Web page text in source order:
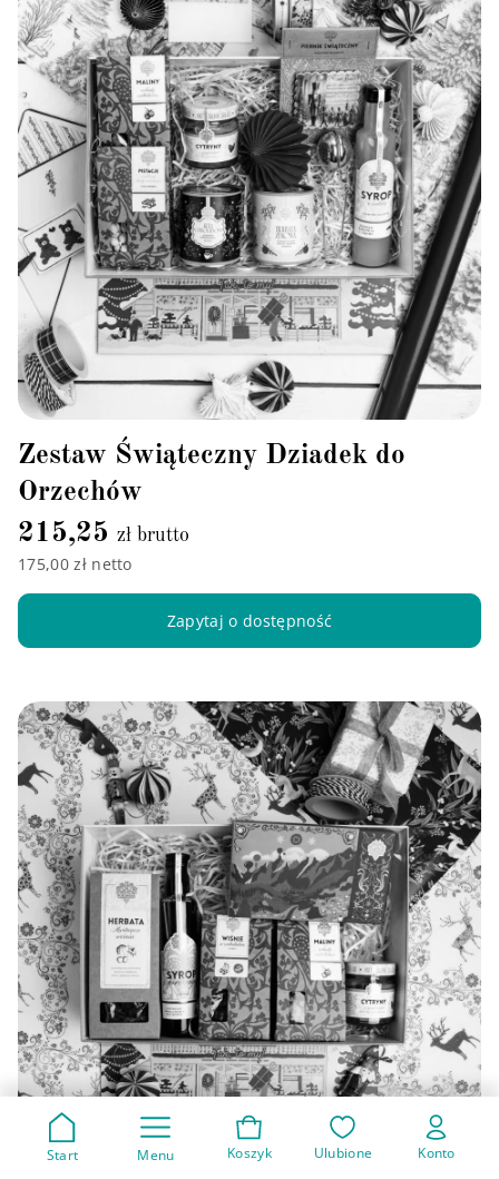
Zestaw Świąteczny Dziadek do
Orzechów
215,25 zł brutto
175,00 zł netto
Zapytaj o dostępność
Start Menu Koszyk Ulubione Konto